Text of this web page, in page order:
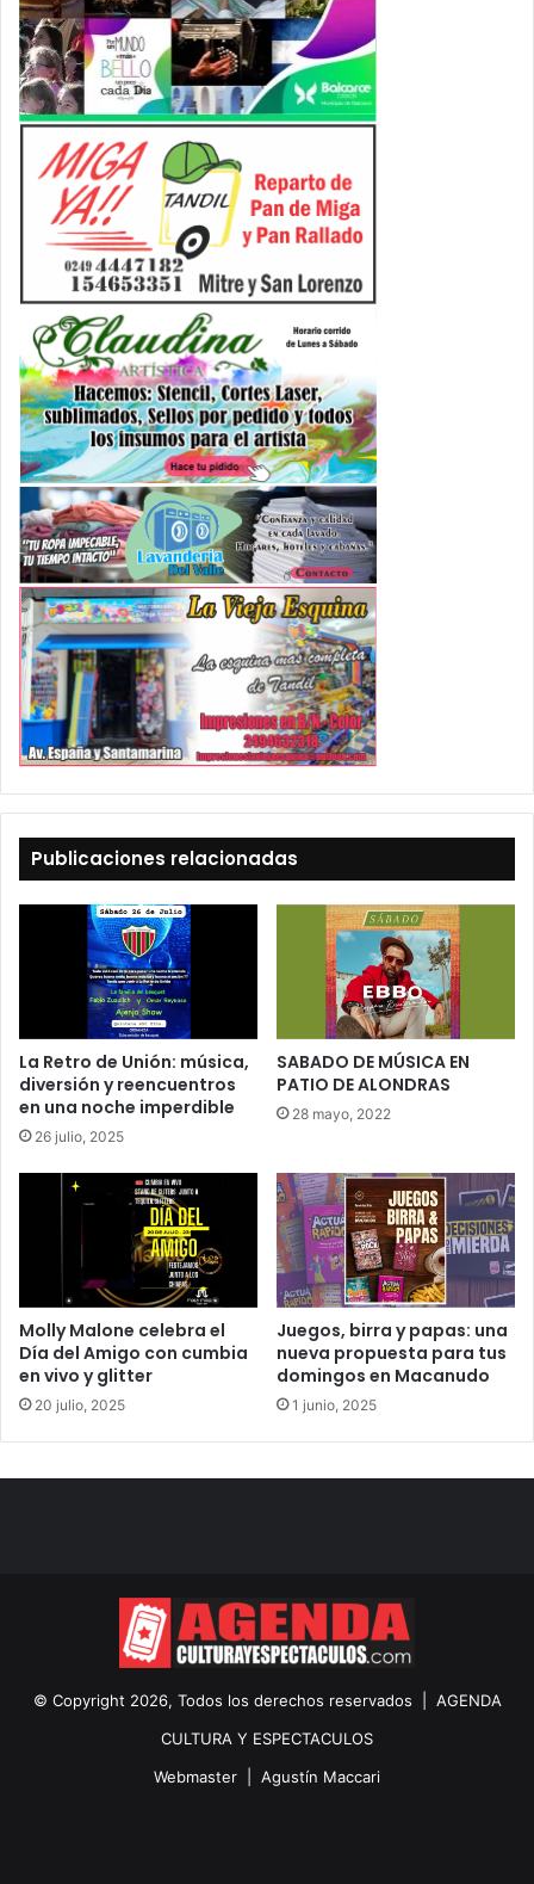
Publicaciones relacionadas
La Retro de Unión: música,
diversión y reencuentros
en una noche imperdible
26 julio, 2025
SABADO DE MÚSICA EN
PATIO DE ALONDRAS
28 mayo, 2022
Molly Malone celebra el
Día del Amigo con cumbia
en vivo y glitter
20 julio, 2025
Juegos, birra y papas: una
nueva propuesta para tus
domingos en Macanudo
1 junio, 2025
© Copyright 2026, Todos los derechos reservados | AGENDA
CULTURA Y ESPECTACULOS
Webmaster | Agustín Maccari